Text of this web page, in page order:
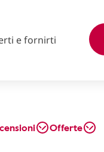
e fornirti
Offerte